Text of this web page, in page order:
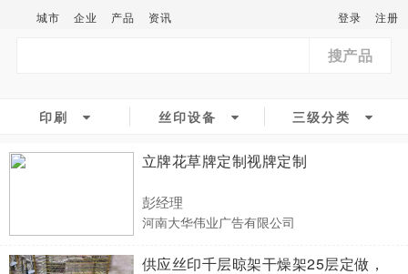
城市 企业 产品 资讯 登录 注册
搜产品
印刷 丝印设备 三级分类
立牌花草牌定制视牌定制
彭经理
河南大华伟业广告有限公司
供应丝印千层晾架干燥架25层定做，